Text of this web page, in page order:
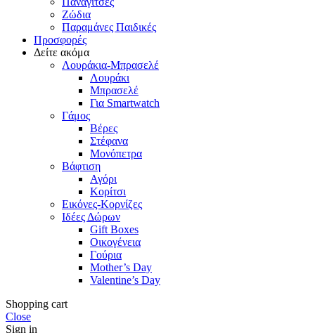
Ζώδια
Παραμάνες Παιδικές
Προσφορές
Δείτε ακόμα
Λουράκια-Μπρασελέ
Λουράκι
Μπρασελέ
Για Smartwatch
Γάμος
Βέρες
Στέφανα
Μονόπετρα
Βάφτιση
Αγόρι
Κορίτσι
Εικόνες-Κορνίζες
Ιδέες Δώρων
Gift Boxes
Οικογένεια
Γούρια
Mother’s Day
Valentine’s Day
Shopping cart
Close
Sign in